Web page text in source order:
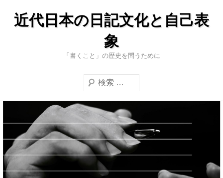
キ
近代日本の日記文化と自己表
象
「書くこと」の歴史を問うために
検
索